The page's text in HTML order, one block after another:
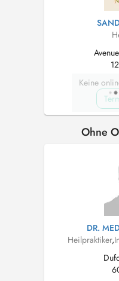
Keine
Ohne
DR.
Heilpraktiker,